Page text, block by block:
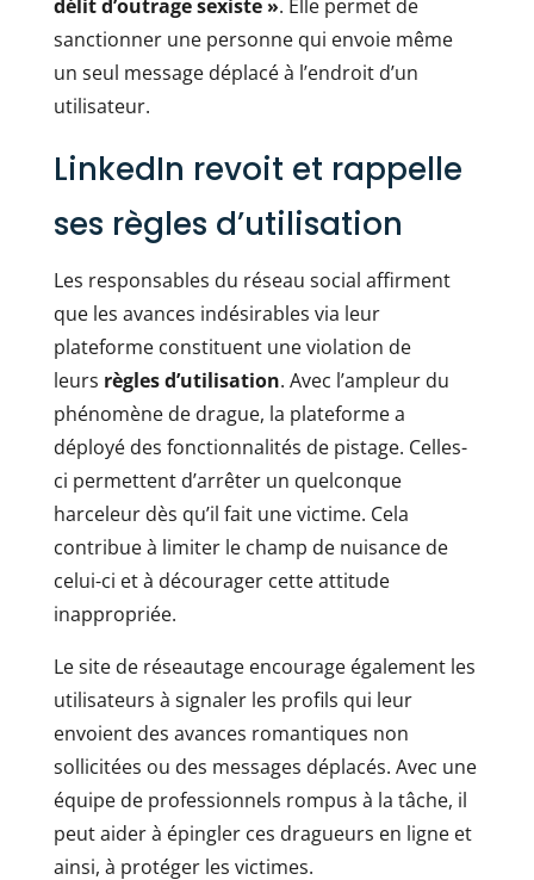
délit d’outrage sexiste ». Elle permet de
sanctionner une personne qui envoie même
un seul message déplacé à l’endroit d’un
utilisateur.
LinkedIn revoit et rappelle
ses règles d’utilisation
Les responsables du réseau social affirment
que les avances indésirables via leur
plateforme constituent une violation de
leurs règles d’utilisation. Avec l’ampleur du
phénomène de drague, la plateforme a
déployé des fonctionnalités de pistage. Celles-
ci permettent d’arrêter un quelconque
harceleur dès qu’il fait une victime. Cela
contribue à limiter le champ de nuisance de
celui-ci et à décourager cette attitude
inappropriée.
Le site de réseautage encourage également les
utilisateurs à signaler les profils qui leur
envoient des avances romantiques non
sollicitées ou des messages déplacés. Avec une
équipe de professionnels rompus à la tâche, il
peut aider à épingler ces dragueurs en ligne et
ainsi, à protéger les victimes.